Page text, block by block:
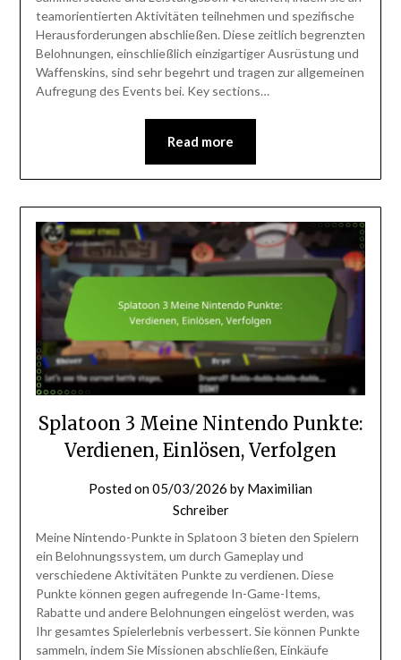
teamorientierten Aktivitäten teilnehmen und spezifische
Herausforderungen abschließen. Diese zeitlich begrenzten
Belohnungen, einschließlich einzigartiger Ausrüstung und
Waffenskins, sind sehr begehrt und tragen zur allgemeinen
Aufregung des Events bei. Key sections…
Read more
Splatoon 3 Meine Nintendo Punkte:
Verdienen, Einlösen, Verfolgen
Posted on05/03/2026 by Maximilian
Schreiber
Meine Nintendo-Punkte in Splatoon 3 bieten den Spielern
ein Belohnungssystem, um durch Gameplay und
verschiedene Aktivitäten Punkte zu verdienen. Diese
Punkte können gegen aufregende In-Game-Items,
Rabatte und andere Belohnungen eingelöst werden, was
Ihr gesamtes Spielerlebnis verbessert. Sie können Punkte
sammeln, indem Sie Missionen abschließen, Einkäufe